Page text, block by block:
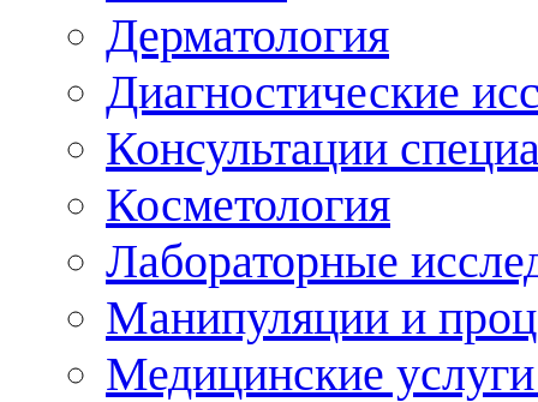
Дерматология
Диагностические
Консультации
Косметология
Лабораторные
Манипуляции и
Медицинские